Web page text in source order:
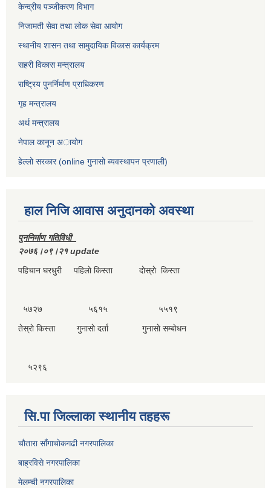
केन्द्रीय पञ्जीकरण विभाग
निजामती सेवा तथा लोक सेवा आयोग
स्थानीय शासन तथा सामुदायिक विकास कार्यक्रम
सहरी विकास मन्त्रालय
राष्ट्रिय पुनर्निर्माण प्राधिकरण
गृह मन्त्रालय
अर्थ मन्त्रालय
नेपाल कानून अायोग
हेल्लो सरकार (online गुनासो ब्यवस्थापन प्रणाली)
हाल निजि आवास अनुदानकाे अवस्था
पुननिर्माण गतिविधी
२०७६।०९।२१ update
पहिचान घरधुरी पहिलाे किस्ता दाेस्राे किस्ता
५७२७ ५६१५ ५५१९
तेस्राे किस्ता गुनासाे दर्ता गुनासाे सम्बाेधन
५२९६
सि.पा जिल्लाका स्थानीय तहहरू
चाैतारा साँगाचाेकगढी नगरपालिका
बाह्रविसे नगरपालिका
मेलम्ची नगरपालिका